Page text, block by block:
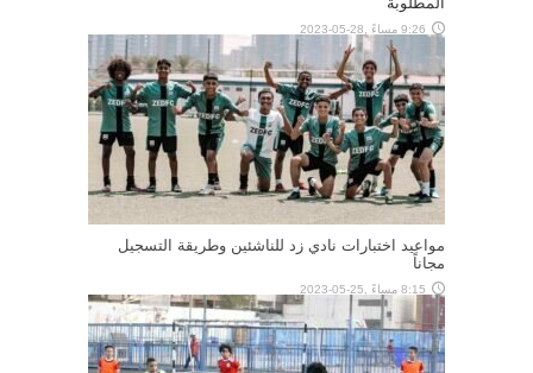
9:26 مساءً ,28-05-2023
مواعيد اختبارات نادي زد للناشئين وطريقة التسجيل
مجاناً
8:15 مساءً ,25-05-2023